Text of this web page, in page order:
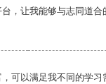
，让我能够与志同道合
可以满足我不同的学习